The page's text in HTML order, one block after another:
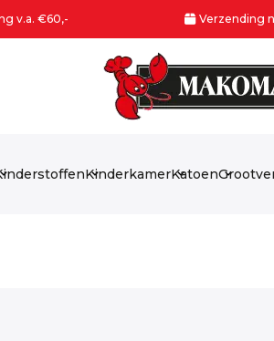
v.a. €60,- Verzending
KinderkamerKatoen